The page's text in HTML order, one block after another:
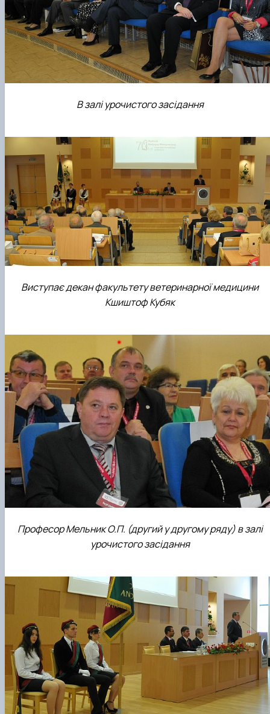
В залі урочистого засідання
Виступає декан факультету ветеринарної медицини
Кшиштоф Кубяк
Професор Мельник О.П. (другий у другому ряду) в залі
урочистого засідання